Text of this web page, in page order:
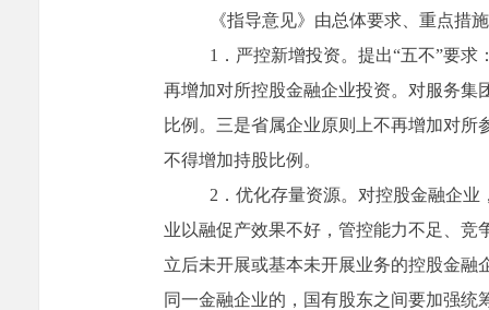
《指导意见》由总体要求、重点措
1 ． 严控新增投资。 提出“五不”要求
再增加对所控股金融企业投资。对服务集
比例。三是省属企业原则上不再增加对
不得增加持股比例。
2 ． 优化存量资源。 对控股金融企业
业以融促产效果不好，管控能力不足、
立后未开展或基本未开展业务的控股金
同一金融企业的，国有股东之间要加强